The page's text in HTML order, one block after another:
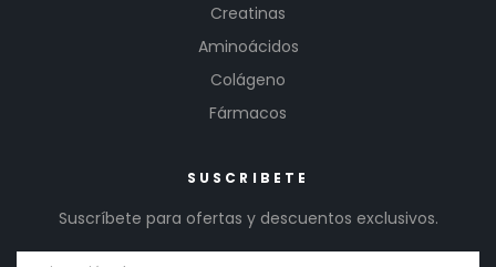
Creatinas
Aminoácidos
Colágeno
Fármacos
SUSCRIBETE
Suscríbete para ofertas y descuentos exclusivos.